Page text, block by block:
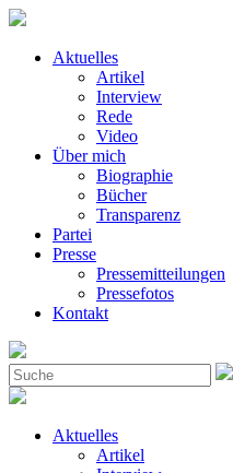
Aktuelles
Artikel
Interview
Rede
Video
Über mich
Biographie
Bücher
Transparenz
Partei
Presse
Pressemitteilungen
Pressefotos
Kontakt
Aktuelles
Artikel